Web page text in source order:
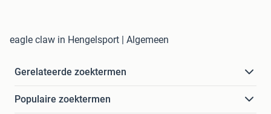
eagle claw in Hengelsport | Algemeen
Gerelateerde zoektermen
Populaire zoektermen